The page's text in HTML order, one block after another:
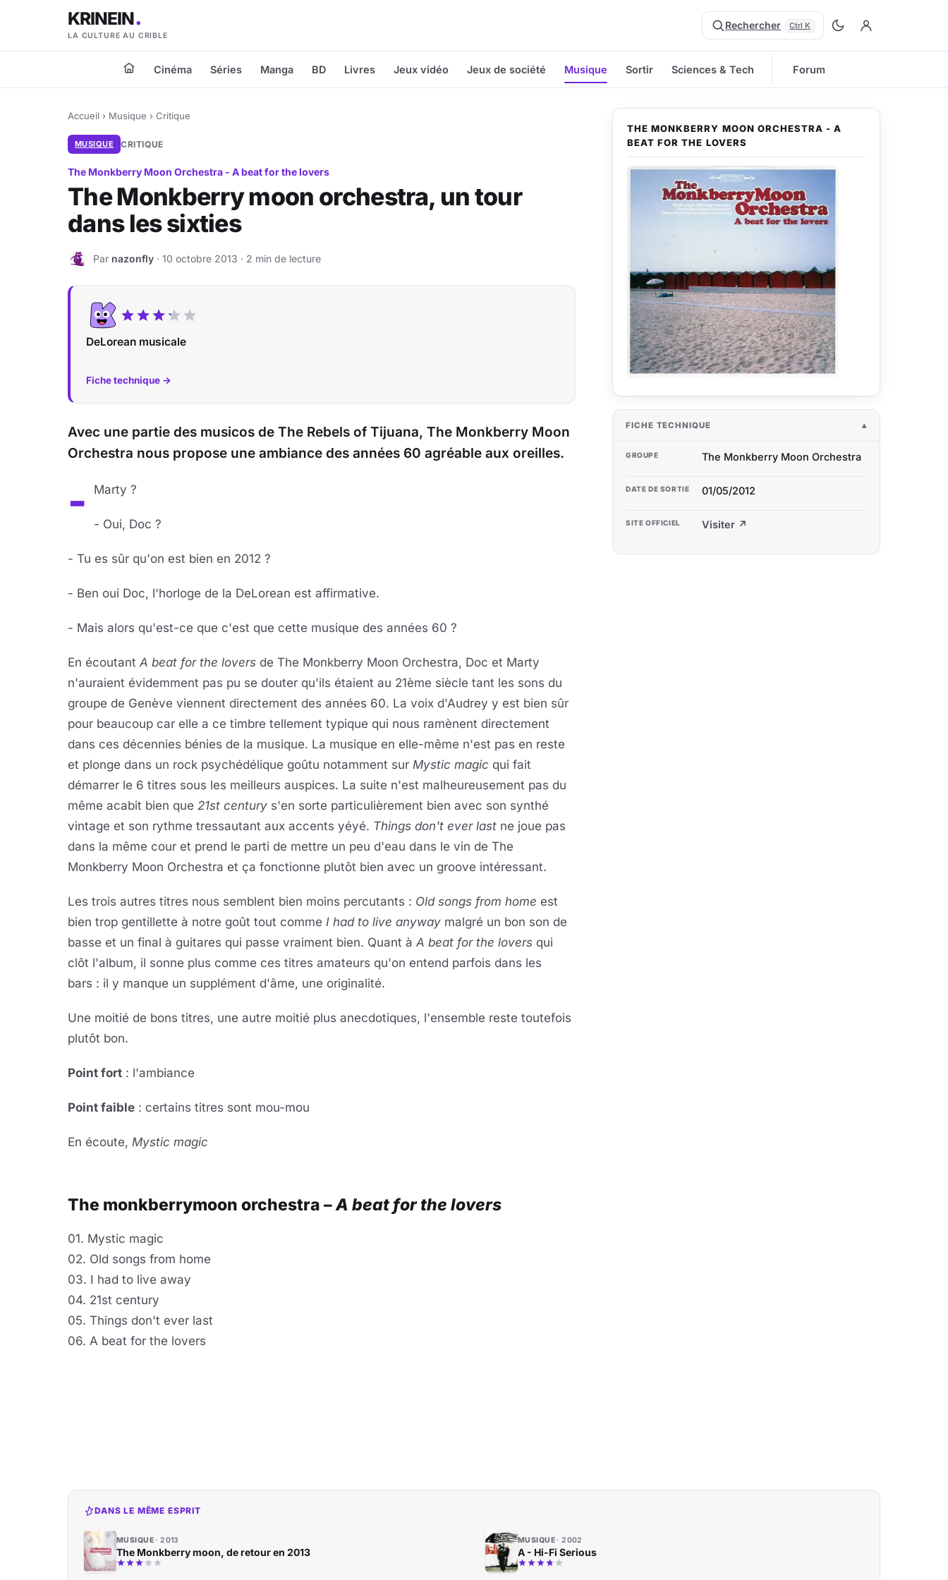
KRINEIN
LA CULTURE AU CRIBLE
Rechercher Ctrl K
Cinéma Séries Manga BD Livres Jeux vidéo Jeux de société Musique Sortir Sciences & Tech Forum
Accueil › Musique › Critique
MUSIQUE CRITIQUE
The Monkberry Moon Orchestra - A beat for the lovers
The Monkberry moon orchestra, un tour
dans les sixties
N Par nazonfly · 10 octobre 2013 · 2 min de lecture
DeLorean musicale
Fiche technique →
Avec une partie des musicos de The Rebels of Tijuana, The Monkberry Moon
Orchestra nous propose une ambiance des années 60 agréable aux oreilles.
- Marty ?
- Oui, Doc ?
- Tu es sûr qu'on est bien en 2012 ?
- Ben oui Doc, l'horloge de la DeLorean est affirmative.
- Mais alors qu'est-ce que c'est que cette musique des années 60 ?
En écoutant A beat for the lovers de The Monkberry Moon Orchestra, Doc et Marty
n'auraient évidemment pas pu se douter qu'ils étaient au 21ème siècle tant les sons du
groupe de Genève viennent directement des années 60. La voix d'Audrey y est bien sûr
pour beaucoup car elle a ce timbre tellement typique qui nous ramènent directement
dans ces décennies bénies de la musique. La musique en elle-même n'est pas en reste
et plonge dans un rock psychédélique goûtu notamment sur Mystic magic qui fait
démarrer le 6 titres sous les meilleurs auspices. La suite n'est malheureusement pas du
même acabit bien que 21st century s'en sorte particulièrement bien avec son synthé
vintage et son rythme tressautant aux accents yéyé. Things don't ever last ne joue pas
dans la même cour et prend le parti de mettre un peu d'eau dans le vin de The
Monkberry Moon Orchestra et ça fonctionne plutôt bien avec un groove intéressant.
Les trois autres titres nous semblent bien moins percutants : Old songs from home est
bien trop gentillette à notre goût tout comme I had to live anyway malgré un bon son de
basse et un final à guitares qui passe vraiment bien. Quant à A beat for the lovers qui
clôt l'album, il sonne plus comme ces titres amateurs qu'on entend parfois dans les
bars : il y manque un supplément d'âme, une originalité.
Une moitié de bons titres, une autre moitié plus anecdotiques, l'ensemble reste toutefois
plutôt bon.
Point fort : l'ambiance
Point faible : certains titres sont mou-mou
En écoute, Mystic magic
The monkberrymoon orchestra –A beat for the lovers
01. Mystic magic
02. Old songs from home
03. I had to live away
04. 21st century
05. Things don't ever last
06. A beat for the lovers
THE MONKBERRY MOON ORCHESTRA - A
BEAT FOR THE LOVERS
FICHE TECHNIQUE
GROUPE The Monkberry Moon Orchestra
DATE DE SORTIE 01/05/2012
SITE OFFICIEL Visiter ↗
DANS LE MÊME ESPRIT
MUSIQUE 2013
The Monkberry moon, de retour en 2013
MUSIQUE 2002
A - Hi-Fi Serious